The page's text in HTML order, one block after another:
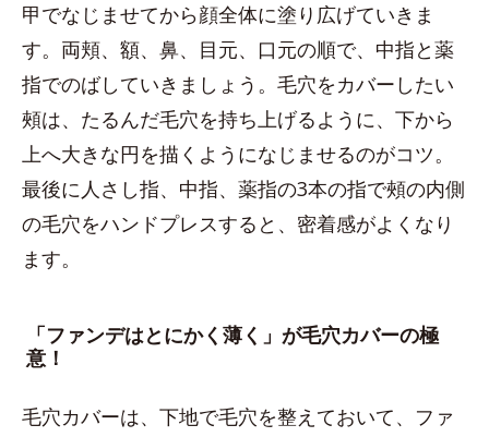
甲でなじませてから顔全体に塗り広げていきま
す。両頬、額、鼻、目元、口元の順で、中指と薬
指でのばしていきましょう。毛穴をカバーしたい
頰は、たるんだ毛穴を持ち上げるように、下から
上へ大きな円を描くようになじませるのがコツ。
最後に人さし指、中指、薬指の3本の指で頰の内側
の毛穴をハンドプレスすると、密着感がよくなり
ます。
「ファンデはとにかく薄く」が毛穴カバーの極
意！
毛穴カバーは、下地で毛穴を整えておいて、ファ